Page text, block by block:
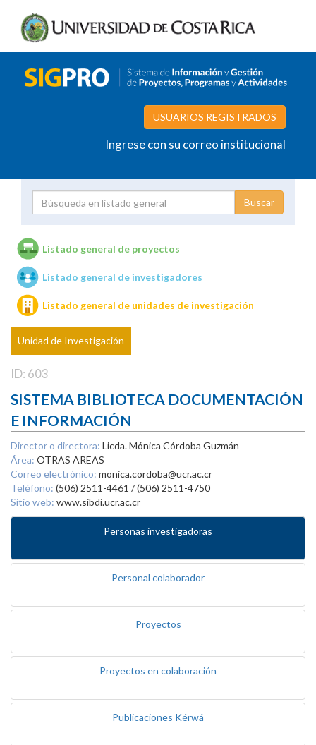
USUARIOS REGISTRADOS
Ingrese con su correo institucional
Unidades de investigación
Listado general de proyectos
Listado general de investigadores
Listado general de unidades de investigación
Unidad de Investigación
ID: 603
SISTEMA BIBLIOTECA DOCUMENTACIÓN
E INFORMACIÓN
Director o directora: Licda. Mónica Córdoba Guzmán
Área: OTRAS AREAS
Correo electrónico: monica.cordoba@ucr.ac.cr
Teléfono: (506) 2511-4461 / (506) 2511-4750
Sitio web: www.sibdi.ucr.ac.cr
Personas investigadoras
Personal colaborador
Proyectos
Proyectos en colaboración
Publicaciones Kérwá